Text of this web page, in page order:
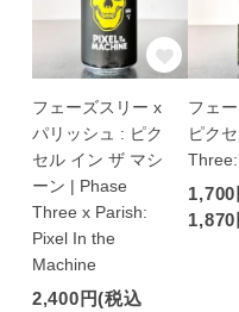
フェーズスリー x
パリッシュ : ピク
セル イン ザ マシ
ーン | Phase
Three x Parish:
Pixel In the
Machine
2,400円(税込
フェ
ピク